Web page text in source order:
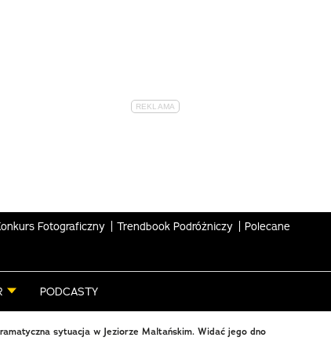
Fotograficzny Trendbook Podróżniczy Polecane
PODCASTY
sytuacja w Jeziorze Maltańskim. Widać jego dno